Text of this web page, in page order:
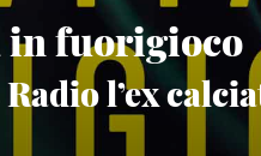
in fuorigioco
l’ex